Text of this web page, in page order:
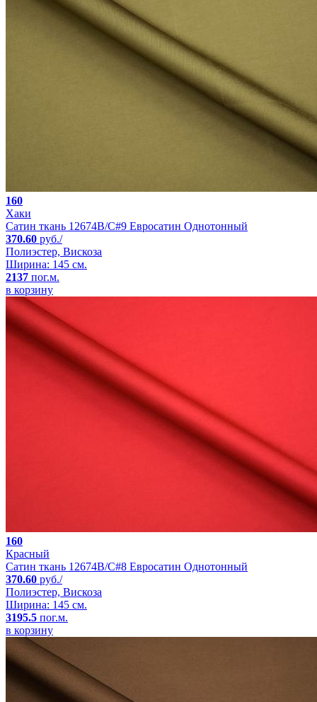
160
Хаки
Сатин ткань 12674B/C#9 Евросатин Однотонный
370.60 руб./
Полиэстер, Вискоза
Ширина: 145 см.
2137 пог.м.
в корзину
160
Красный
Сатин ткань 12674B/C#8 Евросатин Однотонный
370.60 руб./
Полиэстер, Вискоза
Ширина: 145 см.
3195.5 пог.м.
в корзину